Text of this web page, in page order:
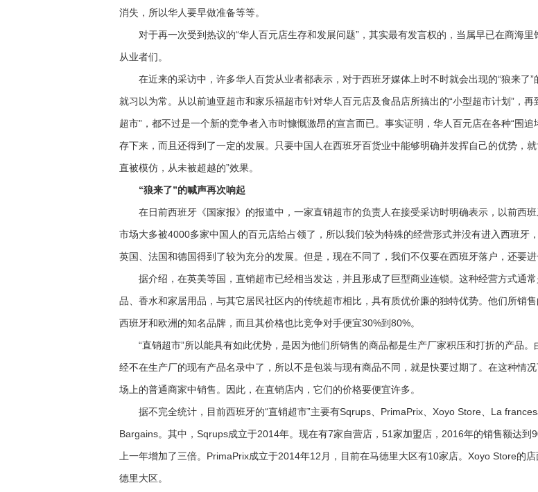
消失，所以华人要早做准备等等。
对于再一次受到热议的“华人百元店生存和发展问题”，其实最有发言权的，当属早已在商海里
从业者们。
在近来的采访中，许多华人百货从业者都表示，对于西班牙媒体上时不时就会出现的“狼来了”
就习以为常。从以前迪亚超市和家乐福超市针对华人百元店及食品店所搞出的“小型超市计划”，再
超市”，都不过是一个新的竞争者入市时慷慨激昂的宣言而已。事实证明，华人百元店在各种“围追
存下来，而且还得到了一定的发展。只要中国人在西班牙百货业中能够明确并发挥自己的优势，
直被模仿，从未被超越的”效果。
“狼来了”的喊声再次响起
在日前西班牙《国家报》的报道中，一家直销超市的负责人在接受采访时明确表示，以前西班
市场大多被4000多家中国人的百元店给占领了，所以我们较为特殊的经营形式并没有进入西班牙，
英国、法国和德国得到了较为充分的发展。但是，现在不同了，我们不仅要在西班牙落户，还要进
据介绍，在英美等国，直销超市已经相当发达，并且形成了巨型商业连锁。这种经营方式通常
品、香水和家居用品，与其它居民社区内的传统超市相比，具有质优价廉的独特优势。他们所销
西班牙和欧洲的知名品牌，而且其价格也比竞争对手便宜30%到80%。
“直销超市”所以能具有如此优势，是因为他们所销售的商品都是生产厂家积压和打折的产品。
经不在生产厂的现有产品名录中了，所以不是包装与现有商品不同，就是快要过期了。在这种情
场上的普通商家中销售。因此，在直销店内，它们的价格要便宜许多。
据不完全统计，目前西班牙的“直销超市”主要有Sqrups、PrimaPrix、Xoyo Store、La
Bargains。其中，Sqrups成立于2014年。现在有7家自营店，51家加盟店，2016年的销售额达到
上一年增加了三倍。PrimaPrix成立于2014年12月，目前在马德里大区有10家店。Xoyo Store的
德里大区。